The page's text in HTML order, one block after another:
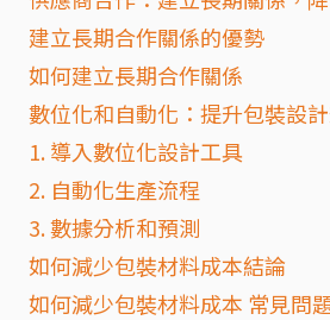
建立長期合作關係的優勢
如何建立長期合作關係
數位化和自動化：提升包裝設
1. 導入數位化設計工具
2. 自動化生產流程
3. 數據分析和預測
如何減少包裝材料成本結論
如何減少包裝材料成本 常見問